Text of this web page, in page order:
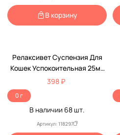
В корзину
Релаксивет Суспензия Для
Кошек Успокоительная 25мл
Х107
398 ₽
0 г
В наличии 68 шт.
Артикул: 118297